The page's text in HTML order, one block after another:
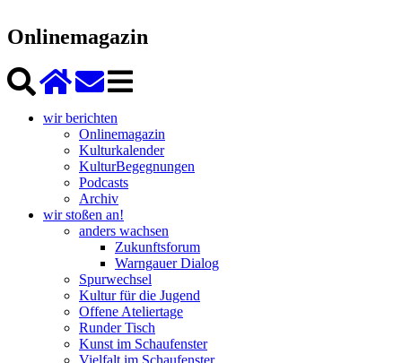
Onlinemagazin
wir berichten
Onlinemagazin
Kulturkalender
KulturBegegnungen
Podcasts
Archiv
wir stoßen an!
anders wachsen
Zukunftsforum
Warngauer Dialog
Spurwechsel
Kultur für die Jugend
Offene Ateliertage
Runder Tisch
Kunst im Schaufenster
Vielfalt im Schaufenster